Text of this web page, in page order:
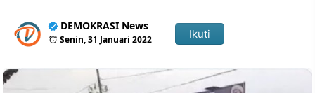
DEMOKRASI News
Senin, 31 Januari 2022 Ikuti